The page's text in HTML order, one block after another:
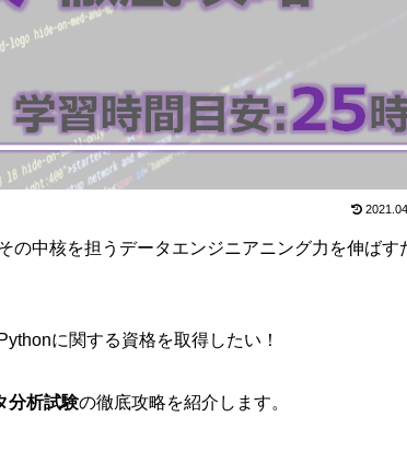
の中核を担うデータエンジニアニング力を伸ばす
に関する資格を取得したい！
分析試験の徹底攻略を紹介します。